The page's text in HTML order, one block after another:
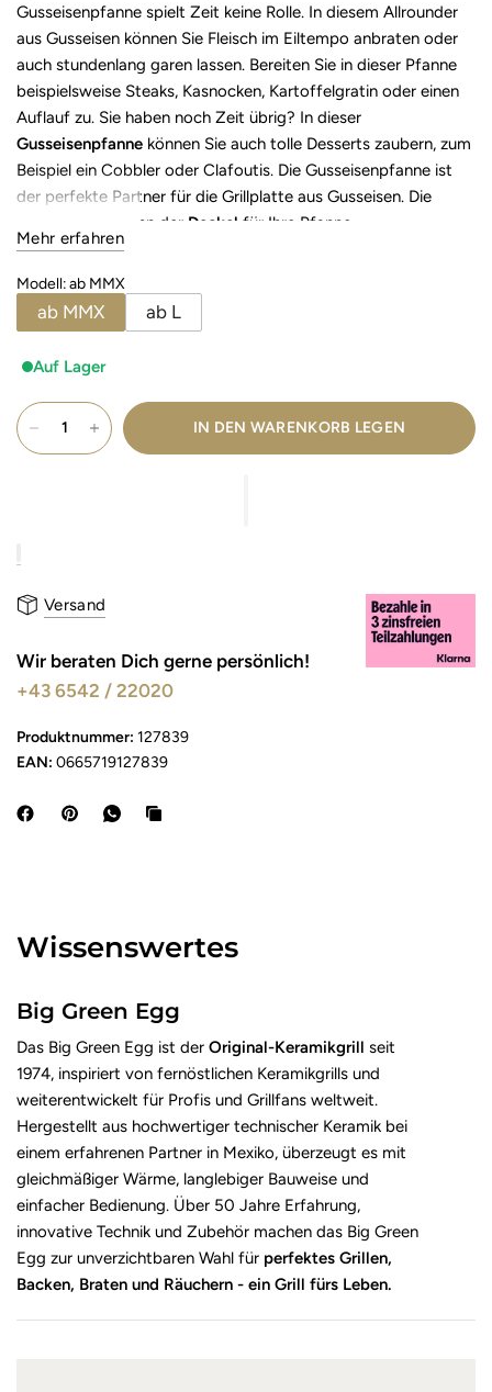
Gusseisenpfanne spielt Zeit keine Rolle. In diesem Allrounder
aus Gusseisen können Sie Fleisch im Eiltempo anbraten oder
auch stundenlang garen lassen. Bereiten Sie in dieser Pfanne
beispielsweise Steaks, Kasnocken, Kartoffelgratin oder einen
Auflauf zu. Sie haben noch Zeit übrig? In dieser
Gusseisenpfanne können Sie auch tolle Desserts zaubern, zum
Beispiel ein Cobbler oder Clafoutis. Die Gusseisenpfanne ist
der perfekte Partner für die Grillplatte aus Gusseisen. Die
ist dann der Deckel für Ihre Pfanne.
Durchmesser:27 cm
Mehr erfahren
Modell:ab MMX
ab MMX ab L
Auf Lager
IN DEN WARENKORB LEGEN
Versand
Wir beraten Dich gerne persönlich!
+43 6542 / 22020
Produktnummer: 127839
EAN: 0665719127839
Wissenswertes
Big Green Egg
Das Big Green Egg ist derOriginal-Keramikgrillseit
1974, inspiriert von fernöstlichen Keramikgrills und
weiterentwickelt für Profis und Grillfans weltweit.
Hergestellt aus hochwertiger technischer Keramik bei
einem erfahrenen Partner in Mexiko, überzeugt es mit
gleichmäßiger Wärme, langlebiger Bauweise und
einfacher Bedienung. Über 50 Jahre Erfahrung,
innovative Technik und Zubehör machen das Big Green
Egg zur unverzichtbaren Wahl für perfektes Grillen,
Backen, Braten und Räuchern - ein Grill fürs Leben.